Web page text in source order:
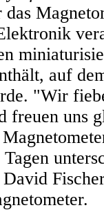
das
auf
"Wir
freuen uns